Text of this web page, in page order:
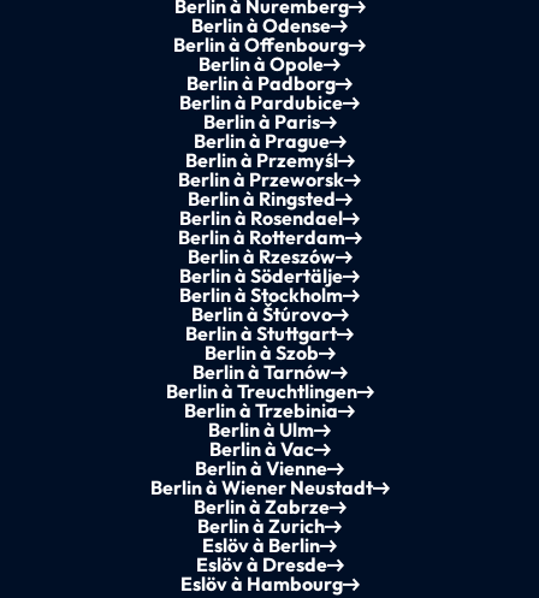
Berlin à Nuremberg
Berlin à Odense
Berlin à Offenbourg
Berlin à Opole
Berlin à Padborg
Berlin à Pardubice
Berlin à Paris
Berlin à Prague
Berlin à Przemyśl
Berlin à Przeworsk
Berlin à Ringsted
Berlin à Rosendael
Berlin à Rotterdam
Berlin à Rzeszów
Berlin à Södertälje
Berlin à Stockholm
Berlin à Štúrovo
Berlin à Stuttgart
Berlin à Szob
Berlin à Tarnów
Berlin à Treuchtlingen
Berlin à Trzebinia
Berlin à Ulm
Berlin à Vac
Berlin à Vienne
Berlin à Wiener Neustadt
Berlin à Zabrze
Berlin à Zurich
Eslöv à Berlin
Eslöv à Dresde
Eslöv à Hambourg